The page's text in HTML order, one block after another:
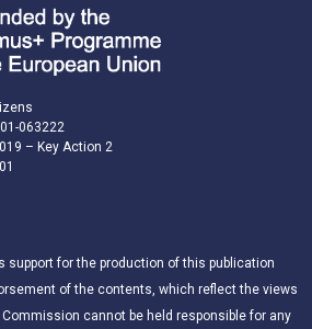
063222
– Key Action 2
support for the production of this publication
of the contents, which reflect the views
cannot be held responsible for any